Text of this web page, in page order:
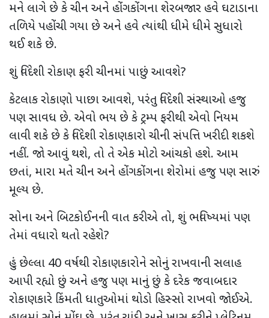
મને લાગે છે કે ચીન અને હોંગકોંગના શેરબજાર હવે ઘટાડાના
તળિયે પહોંચી ગયા છે અને હવે ત્યાંથી ધીમે ધીમે સુધારો
થઈ શકે છે.
શું વિદેશી રોકાણ ફરી ચીનમાં પાછું આવશે?
કેટલાક રોકાણો પાછા આવશે, પરંતુ વિદેશી સંસ્થાઓ હજુ
પણ સાવધ છે. એવો ભય છે કે ટ્રમ્પ ફરીથી એવો નિયમ
લાવી શકે છે કે વિદેશી રોકાણકારો ચીની સંપત્તિ ખરીદી શકશે
નહીં. જો આવું થશે, તો તે એક મોટો આંચકો હશે. આમ
છતાં, મારા મતે ચીન અને હોંગકોંગના શેરોમાં હજુ પણ સારું
મૂલ્ય છે.
સોના અને બિટકોઈનની વાત કરીએ તો, શું ભવિષ્યમાં પણ
તેમાં વધારો થતો રહેશે?
હું છેલ્લા 40 વર્ષથી રોકાણકારોને સોનું રાખવાની સલાહ
આપી રહ્યો છું અને હજુ પણ માનું છું કે દરેક જવાબદાર
રોકાણકારે કિંમતી ધાતુઓમાં થોડો હિસ્સો રાખવો જોઈએ.